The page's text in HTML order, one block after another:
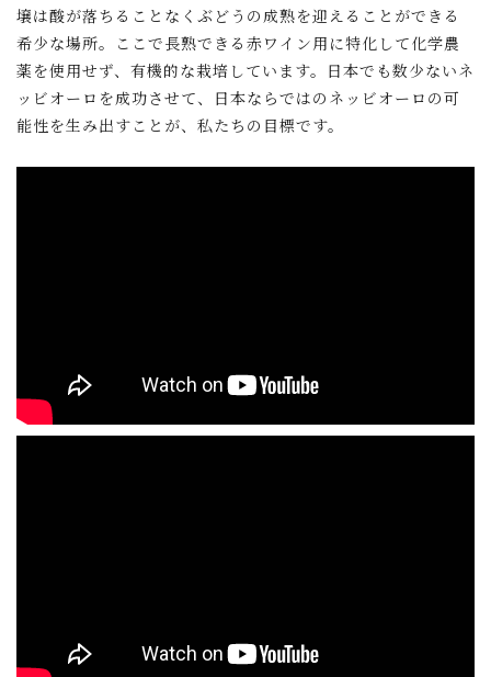
壌は酸が落ちることなくぶどうの成熟を迎えることができる
希少な場所。ここで長熟できる赤ワイン用に特化して化学農
薬を使用せず、有機的な栽培しています。日本でも数少ないネ
ッビオーロを成功させて、日本ならではのネッビオーロの可
能性を生み出すことが、私たちの目標です。